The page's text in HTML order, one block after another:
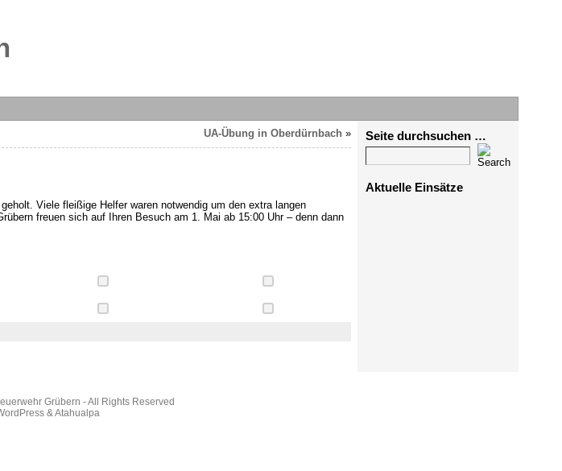
UA-Übung in Oberdürnbach »
Viele fleißige Helfer waren notwendig um den extra langen
freuen sich auf Ihren Besuch am 1. Mai ab 15:00 Uhr – denn dann
Seite durchsuchen …
Aktuelle Einsätze
Grübern - All Rights Reserved
&Atahualpa